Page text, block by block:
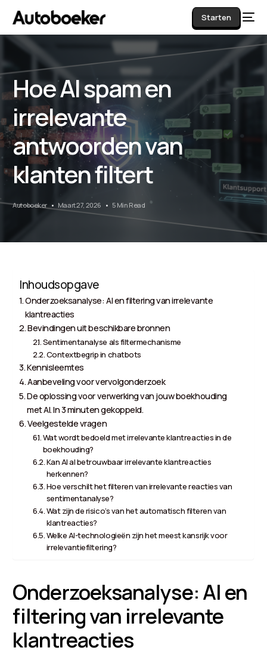
Starten
Hoe AI spam en
irrelevante
antwoorden van
klanten filtert
Autoboeker Maart 27, 2026 5 Min Read
Inhoudsopgave
Onderzoeksanalyse: AI en filtering van irrelevante
klantreacties
Bevindingen uit beschikbare bronnen
Sentimentanalyse als filtermechanisme
Contextbegrip in chatbots
Kennisleemtes
Aanbeveling voor vervolgonderzoek
De oplossing voor verwerking van jouw boekhouding
met AI. In 3 minuten gekoppeld.
Veelgestelde vragen
Wat wordt bedoeld met irrelevante klantreacties in de
boekhouding?
Kan AI al betrouwbaar irrelevante klantreacties
herkennen?
Hoe verschilt het filteren van irrelevante reacties van
sentimentanalyse?
Wat zijn de risico’s van het automatisch filteren van
klantreacties?
Welke AI-technologieën zijn het meest kansrijk voor
irrelevantiefiltering?
Onderzoeksanalyse: AI en
filtering van irrelevante
klantreacties
AI